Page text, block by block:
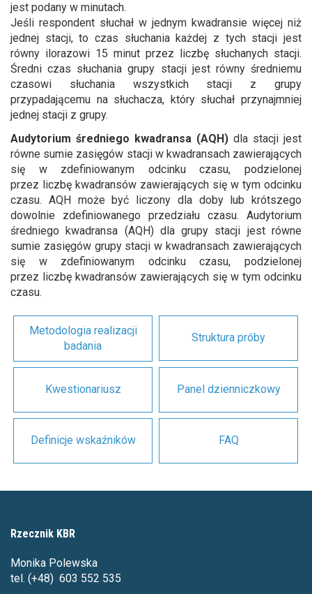
jest podany w minutach.
Jeśli respondent słuchał w jednym kwadransie więcej niż
jednej stacji, to czas słuchania każdej z tych stacji jest
równy ilorazowi 15 minut przez liczbę słuchanych stacji.
Średni czas słuchania grupy stacji jest równy średniemu
czasowi słuchania wszystkich stacji z grupy
przypadającemu na słuchacza, który słuchał przynajmniej
jednej stacji z grupy.
Audytorium średniego kwadransa (AQH) dla stacji jest
równe sumie zasięgów stacji w kwadransach zawierających
się w zdefiniowanym odcinku czasu, podzielonej
przez liczbę kwadransów zawierających się w tym odcinku
czasu. AQH może być liczony dla doby lub krótszego
dowolnie zdefiniowanego przedziału czasu. Audytorium
średniego kwadransa (AQH) dla grupy stacji jest równe
sumie zasięgów grupy stacji w kwadransach zawierających
się w zdefiniowanym odcinku czasu, podzielonej
przez liczbę kwadransów zawierających się w tym odcinku
czasu.
Metodologia realizacji
badania
Struktura próby
Kwestionariusz Panel dzienniczkowy
Definicje wskaźników FAQ
Rzecznik KBR
Monika Polewska
tel. (+48) 603 552 535